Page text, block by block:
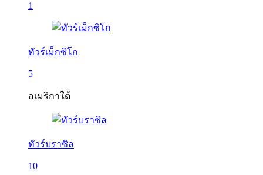
1
ทัวร์เม็กซิโก
5
อเมริกาใต้
ทัวร์บราซิล
10